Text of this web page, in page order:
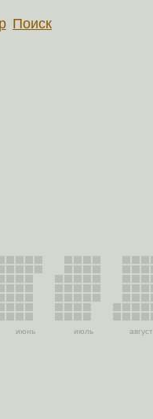
Поиск
июнь июль август